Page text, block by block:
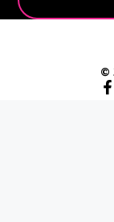
©